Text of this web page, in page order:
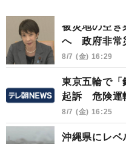
被災地の空き
へ 政府非常
8/7 (金) 16:29
東京五輪で
起訴 危険運
8/7 (金) 16:25
沖縄県にレ